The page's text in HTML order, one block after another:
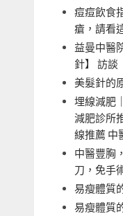
痘痘飲食
瘡，請看
益曼中醫
針】 訪談
美髮針的
埋線減肥
減肥診所
線推薦 中
中醫豐胸
刀，免手
易瘦體質
易瘦體質